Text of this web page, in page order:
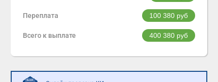
Переплата 100 380руб
Всего к выплате 400 380руб